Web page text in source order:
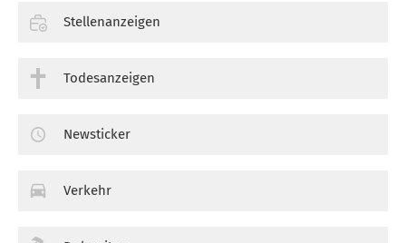
Stellenanzeigen
Todesanzeigen
Newsticker
Verkehr